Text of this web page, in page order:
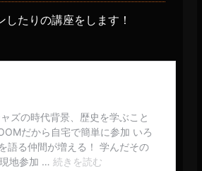
たりの講座をします！